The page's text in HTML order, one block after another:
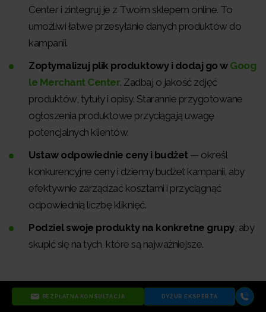
Center i zintegruj je z Twoim sklepem online. To
umożliwi łatwe przesyłanie danych produktów do
kampanii.
Zoptymalizuj plik produktowy i dodaj go w Goog
le Merchant Center. Zadbaj o jakość zdjęć
produktów, tytuły i opisy. Starannie przygotowane
ogłoszenia produktowe przyciągają uwagę
potencjalnych klientów.
Ustaw odpowiednie ceny i budżet— określ
konkurencyjne ceny i dzienny budżet kampanii, aby
efektywnie zarządzać kosztami i przyciągnąć
odpowiednią liczbę kliknięć.
Podziel swoje produkty na konkretne grupy, aby
skupić się na tych, które są najważniejsze.
BEZPŁATNA KONSULTACJA DYŻUR EKSPERTA